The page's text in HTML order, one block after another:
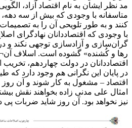
مد نظر ایشان به نام اقتصاد آزاد،
متاسفانه با وجودی که بیش از سه
کنند و به طور تلویحی آن را به
با وجودی که اقتصاددانان نهادگرای
گران‌سازی و آزادسازی توجهی نکند و
رها و کُشنده» گشوده است. اسلاف
اقتصاددانان در دولت چهاردهم،
در پایان این نگرانی هم وجود دارد
اقتصاد – مشغول به کار شوند و آن
امثال علی مدنی زاده بخواهند نقش
نیز نخواهد بود. آن روز شاید ضربات